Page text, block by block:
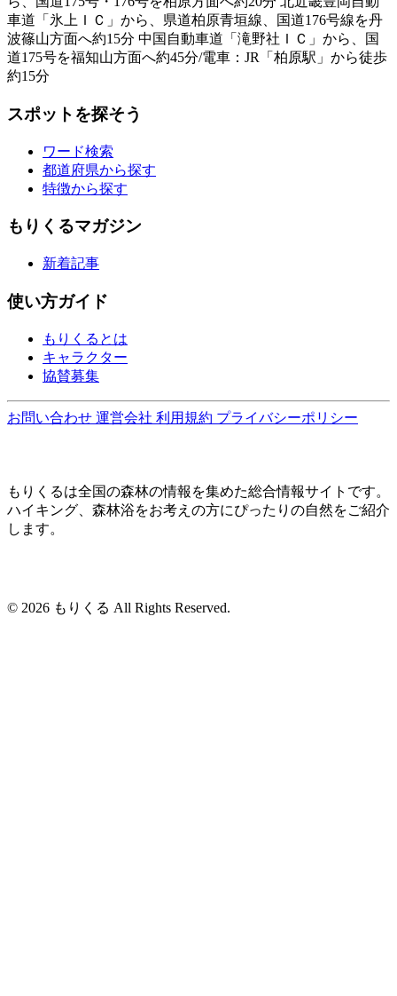
車道「氷上ＩＣ」から、県道柏原青垣線、国道176号線を丹
波篠山方面へ約15分 中国自動車道「滝野社ＩＣ」から、国
道175号を福知山方面へ約45分/電車：JR「柏原駅」から徒歩
約15分
スポットを探そう
ワード検索
都道府県から探す
特徴から探す
もりくるマガジン
新着記事
使い方ガイド
もりくるとは
キャラクター
協賛募集
お問い合わせ 運営会社 利用規約 プライバシーポリシー
もりくるは全国の森林の情報を集めた総合情報サイトです。
ハイキング、森林浴をお考えの方にぴったりの自然をご紹介
します。
© 2026 もりくる All Rights Reserved.